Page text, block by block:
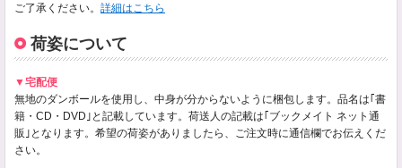
ご了承ください。 詳細はこちら
荷姿について
▼宅配便
無地のダンボールを使用し、中身が分からないように梱包します。品名は｢書
籍・CD・DVD｣と記載しています。荷送人の記載は｢ブックメイト ネット通
販｣となります。希望の荷姿がありましたら、ご注文時に通信欄でお伝えくだ
さい。